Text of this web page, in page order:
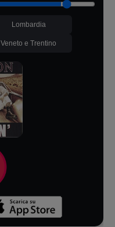
Lombardia
Veneto e Trentino